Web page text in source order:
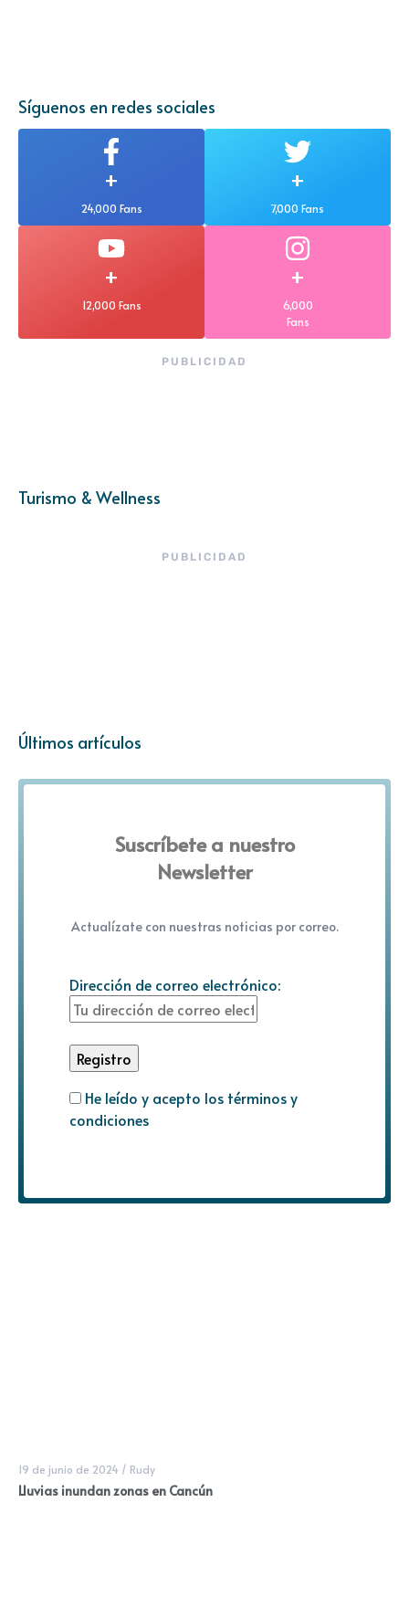
Síguenos en redes sociales
+
24,000 Fans
+
7,000 Fans
+
12,000 Fans
+
6,000
Fans
PUBLICIDAD
Turismo & Wellness
PUBLICIDAD
Últimos artículos
Suscríbete a nuestro
Newsletter
Actualízate con nuestras noticias por correo.
Dirección de correo electrónico:
He leído y acepto los términos y
condiciones
19 de junio de 2024 / Rudy
Lluvias inundan zonas en Cancún